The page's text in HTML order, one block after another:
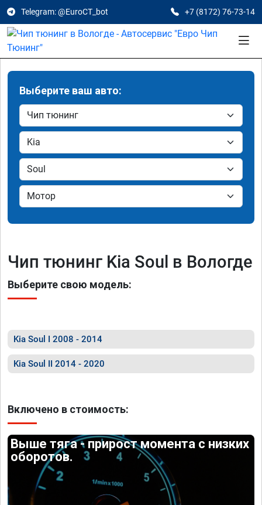
Telegram: @EuroCT_bot +7 (8172) 76-73-14
Выберите ваш авто:
Чип тюнинг Kia Soul в Вологде
Выберите свою модель:
Kia Soul I 2008 - 2014
Kia Soul II 2014 - 2020
Включено в стоимость:
Выше тяга - прирост момента с низких
оборотов.